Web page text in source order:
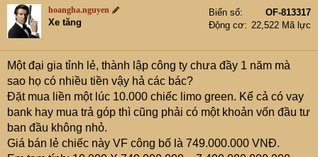
d
s
r
t
e
r
ử
hoangha.nguyen
Xe tăng
Biển số
OF-813317
Động cơ
22,522 Mã lực
Một đại gia tỉnh lẻ, thành lập công ty chưa đầy 1 năm mà
sao họ có nhiều tiền vậy hả các bác?
Đặt mua liền một lúc 10.000 chiếc limo green. Kể cả có vay
bank hay mua trả góp thì cũng phải có một khoản vốn đầu tư
ban đầu không nhỏ.
Giá bán lẻ chiếc này VF công bố là 749.000.000 VNĐ.